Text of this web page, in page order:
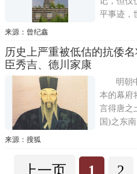
平事迹，
有意无
倭寇的艰
还超出戚
来源：曾纪鑫
历史上严重被低估的抗倭
臣秀吉、德川家康
明朝
本的幕府
言得唐之
国)之东
图琉球
康一度
来源：搜狐
上一页 1 2